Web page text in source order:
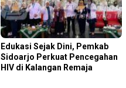
Edukasi Sejak Dini, Pemkab
Sidoarjo Perkuat Pencegahan
HIV di Kalangan Remaja